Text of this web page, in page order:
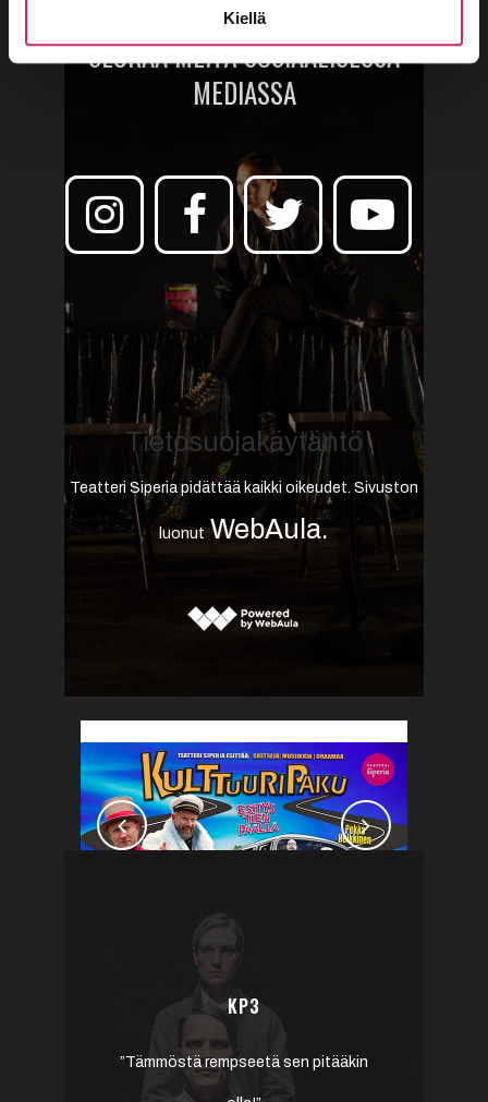
Kiellä
SEURAA MEITÄ SOSIAALISESSA
MEDIASSA
Tietosuojakäytäntö
Teatteri Siperia pidättää kaikki oikeudet. Sivuston
luonut WebAula.
KP3
”Tämmöstä rempseetä sen pitääkin